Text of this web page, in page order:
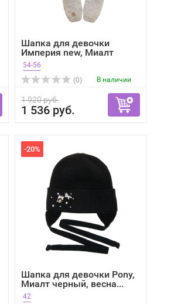
Шапка для девочки
Империя new, Миалт
молочн...
54-56
(0)
В наличии
1 920 руб.
1 536 руб.
-20%
Шапка для девочки Pony,
Миалт черный, весна...
42